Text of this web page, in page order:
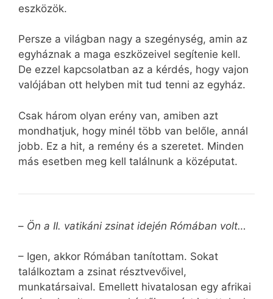
eszközök.
Persze a világban nagy a szegénység, amin az
egyháznak a maga eszközeivel segítenie kell.
De ezzel kapcsolatban az a kérdés, hogy vajon
valójában ott helyben mit tud tenni az egyház.
Csak három olyan erény van, amiben azt
mondhatjuk, hogy minél több van belőle, annál
jobb. Ez a hit, a remény és a szeretet. Minden
más esetben meg kell találnunk a középutat.
– Ön a II. vatikáni zsinat idején Rómában volt…
– Igen, akkor Rómában tanítottam. Sokat
találkoztam a zsinat résztvevőivel,
munkatársaival. Emellett hivatalosan egy afrikai